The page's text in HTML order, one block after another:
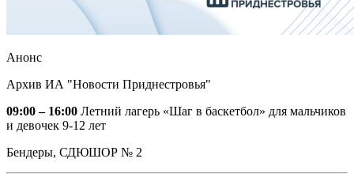
Анонс
Архив ИА "Новости Приднестровья"
09:00 – 16:00 Летний лагерь «Шаг в баскетбол» для мальчиков
и девочек 9-12 лет
Бендеры, СДЮШОР № 2